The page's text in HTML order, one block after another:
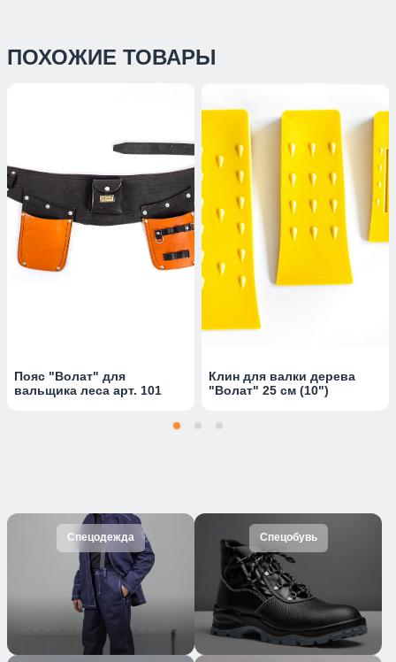
ПОХОЖИЕ ТОВАРЫ
Пояс "Волат" для
вальщика леса арт. 101
Клин для валки дерева
"Волат" 25 см (10")
Спецодежда Спецобувь